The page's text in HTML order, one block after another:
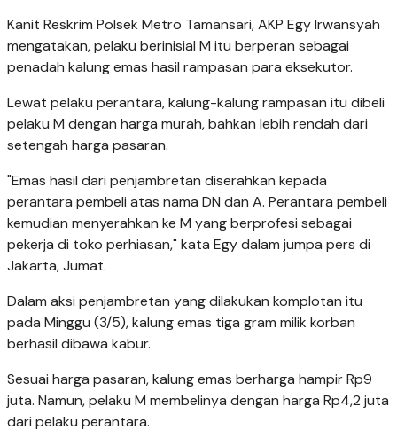
Kanit Reskrim Polsek Metro Tamansari, AKP Egy Irwansyah
mengatakan, pelaku berinisial M itu berperan sebagai
penadah kalung emas hasil rampasan para eksekutor.
Lewat pelaku perantara, kalung-kalung rampasan itu dibeli
pelaku M dengan harga murah, bahkan lebih rendah dari
setengah harga pasaran.
"Emas hasil dari penjambretan diserahkan kepada
perantara pembeli atas nama DN dan A. Perantara pembeli
kemudian menyerahkan ke M yang berprofesi sebagai
pekerja di toko perhiasan," kata Egy dalam jumpa pers di
Jakarta, Jumat.
Dalam aksi penjambretan yang dilakukan komplotan itu
pada Minggu (3/5), kalung emas tiga gram milik korban
berhasil dibawa kabur.
Sesuai harga pasaran, kalung emas berharga hampir Rp9
juta. Namun, pelaku M membelinya dengan harga Rp4,2 juta
dari pelaku perantara.